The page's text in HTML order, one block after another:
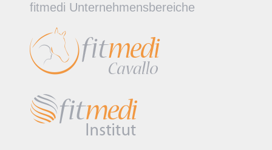
fitmedi Unternehmensbereiche